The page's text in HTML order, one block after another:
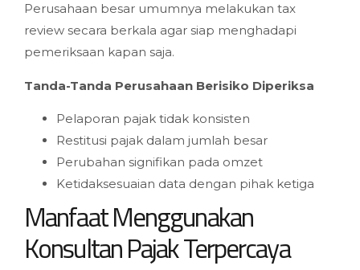
Perusahaan besar umumnya melakukan tax
review secara berkala agar siap menghadapi
pemeriksaan kapan saja.
Tanda-Tanda Perusahaan Berisiko Diperiksa
Pelaporan pajak tidak konsisten
Restitusi pajak dalam jumlah besar
Perubahan signifikan pada omzet
Ketidaksesuaian data dengan pihak ketiga
Manfaat Menggunakan
Konsultan Pajak Terpercaya